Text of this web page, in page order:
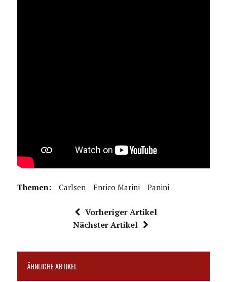
Themen: Carlsen Enrico Marini Panini
Vorheriger Artikel
Nächster Artikel
ÄHNLICHE ARTIKEL